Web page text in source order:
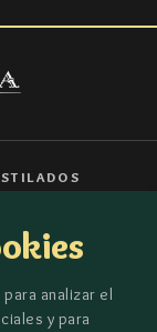
analizar el
y para
de venta
de ELDA